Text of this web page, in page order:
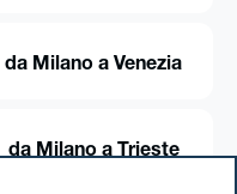
da Milano a Venezia
da Milano a Trieste